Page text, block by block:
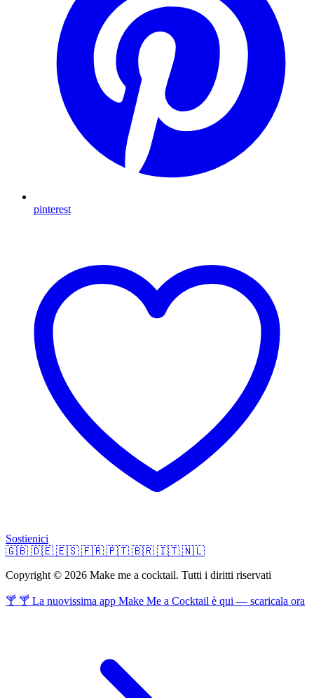
pinterest
Sostienici
🇬🇧 🇩🇪 🇪🇸 🇫🇷 🇵🇹 🇧🇷 🇮🇹 🇳🇱
Copyright © 2026 Make me a cocktail. Tutti i diritti riservati
🍸 🍸 La nuovissima app Make Me a Cocktail è qui — scaricala ora